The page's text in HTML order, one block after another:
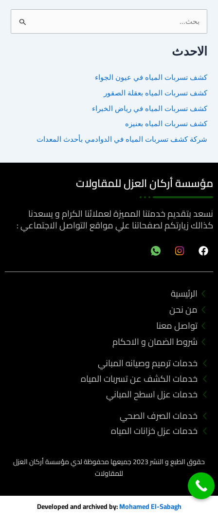
ث
ع
ن
:
الاحدث
كشف تسربات المياه في عيون الجواء
كشف تسربات المياه بعقلة الصقور
كشف تسربات المياه في رياض الخبراء
كشف تسربات المياه بعنيزه
شركة كشف تسربات المياه في الدوادمي بأحدث المعدات
مؤسسة أركان العزل للمقاولات
نسعد بتقديم خدمتنا المميزة لعملائنا الكرام و يسعدنا
كذالك زيارتكم لصفحاتنا علي مواقع التواصل الاجتماعي :
F
a
e
o
o
k
الرئيسية
من نحن
تواصل معنا
شروط الضمان و الاحكام
خدمات ترميم وصيانه المباني
خدمات الكشف عن تسربات المياه
خدمات عزل اسطح المباني
خدمات الصرف الصحي
خدمات عزل خزانات المياه
حقوق الطبع و النشر 2023 جميعها محفوظة لدي مؤسسة أركان العزل
للمقاولات
Developed and archived by:Mohamed El-Sabagh